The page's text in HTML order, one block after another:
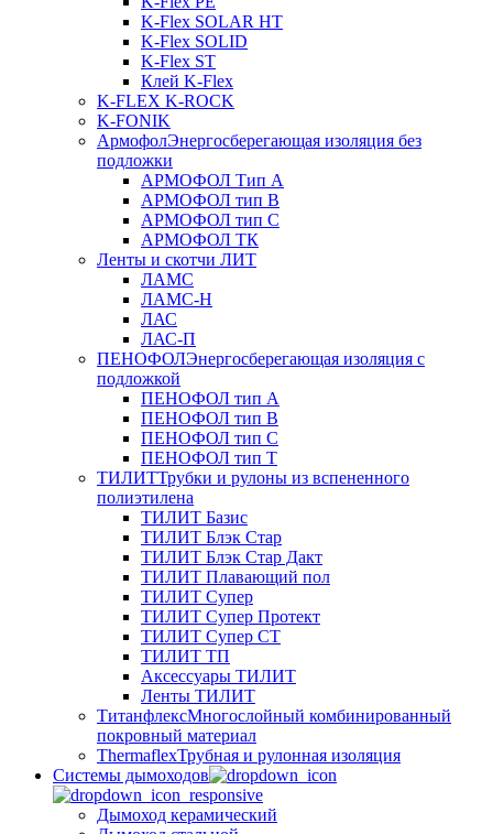
K-Flex SOLAR HT
K-Flex SOLID
K-Flex ST
Клей K-Flex
K-FLEX K-ROCK
K-FONIK
АрмофолЭнергосберегающая изоляция без
подложки
АРМОФОЛ Тип А
АРМОФОЛ тип В
АРМОФОЛ тип C
АРМОФОЛ ТК
Ленты и скотчи ЛИТ
ЛАМС
ЛАМС-Н
ЛАС
ЛАС-П
ПЕНОФОЛЭнергосберегающая изоляция с
подложкой
ПЕНОФОЛ тип А
ПЕНОФОЛ тип B
ПЕНОФОЛ тип C
ПЕНОФОЛ тип T
ТИЛИТТрубки и рулоны из вспененного
полиэтилена
ТИЛИТ Базис
ТИЛИТ Блэк Стар
ТИЛИТ Блэк Стар Дакт
ТИЛИТ Плавающий пол
ТИЛИТ Супер
ТИЛИТ Супер Протект
ТИЛИТ Супер СТ
ТИЛИТ ТП
Аксессуары ТИЛИТ
Ленты ТИЛИТ
ТитанфлексМногослойный комбинированный
покровный материал
ThermaflexТрубная и рулонная изоляция
Cистемы дымоходов
Дымоход керамический